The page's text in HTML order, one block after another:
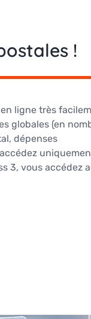
!
ligne très
globales (en
dépenses
3, vous accédez